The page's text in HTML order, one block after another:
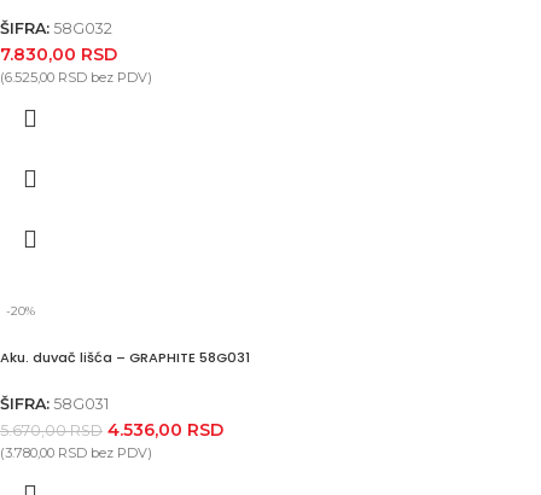
ŠIFRA: 58G032
7.830,00 RSD
(6.525,00 RSD bez PDV)
-20%
Aku. duvač lišća – GRAPHITE 58G031
ŠIFRA: 58G031
5.670,00RSD 4.536,00 RSD
(3.780,00 RSD bez PDV)